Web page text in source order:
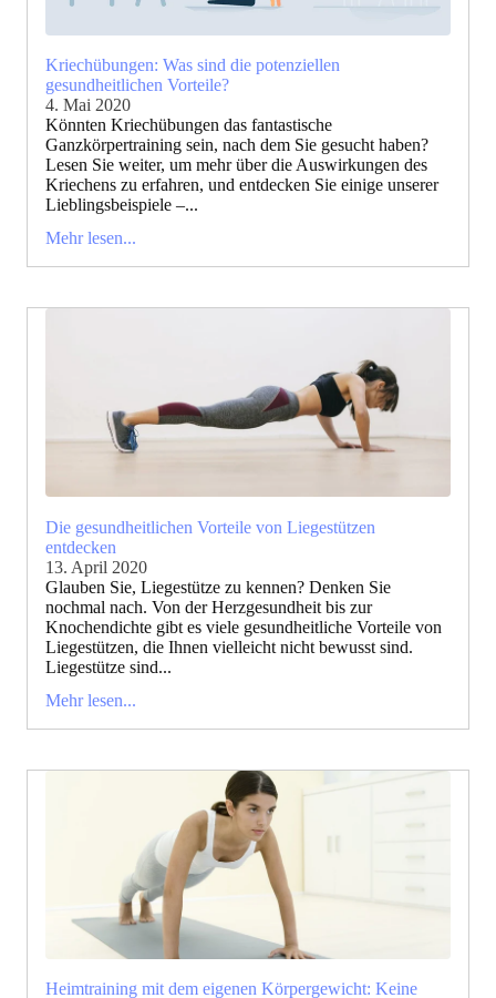
Kriechübungen: Was sind die potenziellen
gesundheitlichen Vorteile?
4. Mai 2020
Könnten Kriechübungen das fantastische
Ganzkörpertraining sein, nach dem Sie gesucht haben?
Lesen Sie weiter, um mehr über die Auswirkungen des
Kriechens zu erfahren, und entdecken Sie einige unserer
Lieblingsbeispiele –...
Mehr lesen...
Die gesundheitlichen Vorteile von Liegestützen
entdecken
13. April 2020
Glauben Sie, Liegestütze zu kennen? Denken Sie
nochmal nach. Von der Herzgesundheit bis zur
Knochendichte gibt es viele gesundheitliche Vorteile von
Liegestützen, die Ihnen vielleicht nicht bewusst sind.
Liegestütze sind...
Mehr lesen...
Heimtraining mit dem eigenen Körpergewicht: Keine